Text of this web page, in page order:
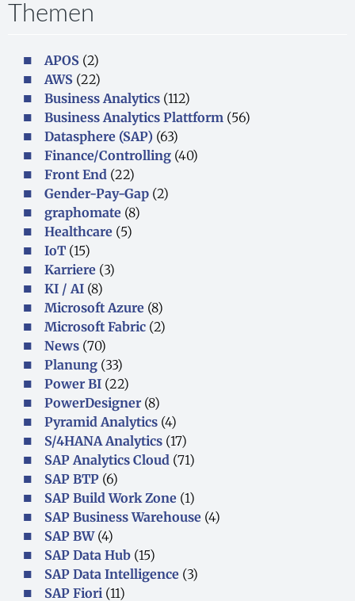
Themen
APOS (2)
AWS (22)
Business Analytics (112)
Business Analytics Plattform (56)
Datasphere (SAP) (63)
Finance/Controlling (40)
Front End (22)
Gender-Pay-Gap (2)
graphomate (8)
Healthcare (5)
IoT (15)
Karriere (3)
KI / AI (8)
Microsoft Azure (8)
Microsoft Fabric (2)
News (70)
Planung (33)
Power BI (22)
PowerDesigner (8)
Pyramid Analytics (4)
S/4HANA Analytics (17)
SAP Analytics Cloud (71)
SAP BTP (6)
SAP Build Work Zone (1)
SAP Business Warehouse (4)
SAP BW(4)
SAP Data Hub (15)
SAP Data Intelligence (3)
SAP Fiori (11)